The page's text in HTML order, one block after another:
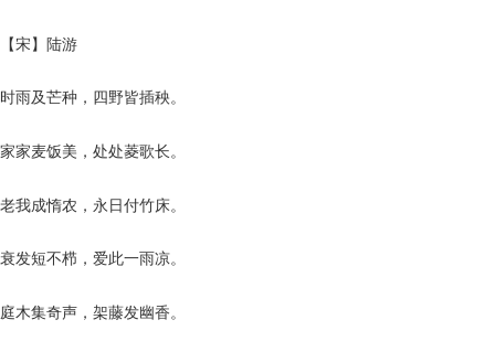
【宋】陆游
时雨及芒种，四野皆插秧。
家家麦饭美，处处菱歌长。
老我成惰农，永日付竹床。
衰发短不栉，爱此一雨凉。
庭木集奇声，架藤发幽香。